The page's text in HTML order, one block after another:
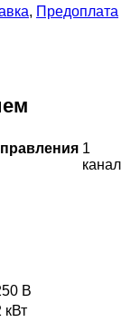
, Предоплата
1
канал
В
кВт